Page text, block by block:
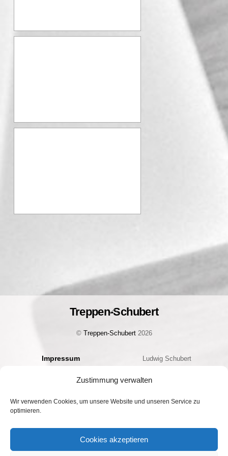
Zustimmung verwalten
Wir verwenden Cookies, um unsere Website und unseren Service zu
optimieren.
Cookies akzeptieren
Back
Top
Treppen-Schubert
© Treppen-Schubert2026
Impressum
Cookie-Richtlinie (EU)
Kontakt
Ludwig Schubert
Geschäftsführer: Christian
Schubert
Telefon: +49 (0) 931/ 46 26 21